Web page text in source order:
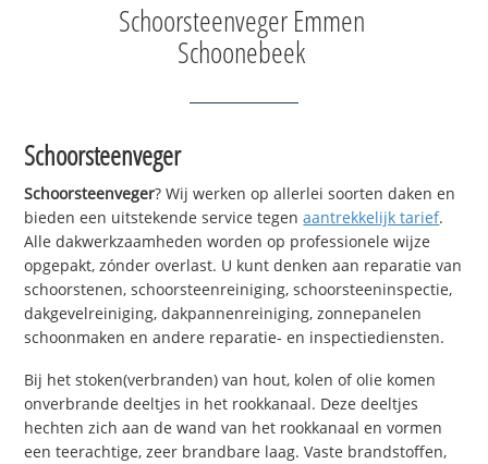
Schoorsteenveger Emmen
Schoonebeek
Schoorsteenveger
Schoorsteenveger? Wij werken op allerlei soorten daken en
bieden een uitstekende service tegenaantrekkelijk tarief.
Alle dakwerkzaamheden worden op professionele wijze
opgepakt, zónder overlast. U kunt denken aan reparatie van
schoorstenen, schoorsteenreiniging, schoorsteeninspectie,
dakgevelreiniging, dakpannenreiniging, zonnepanelen
schoonmaken en andere reparatie- en inspectiediensten.
Bij het stoken(verbranden) van hout, kolen of olie komen
onverbrande deeltjes in het rookkanaal. Deze deeltjes
hechten zich aan de wand van het rookkanaal en vormen
een teerachtige, zeer brandbare laag. Vaste brandstoffen,